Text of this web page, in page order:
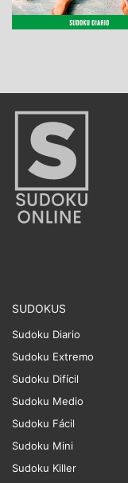
SUDOKUS
Sudoku Diario
Sudoku Extremo
Sudoku Difícil
Sudoku Medio
Sudoku Fácil
Sudoku Mini
Sudoku Killer